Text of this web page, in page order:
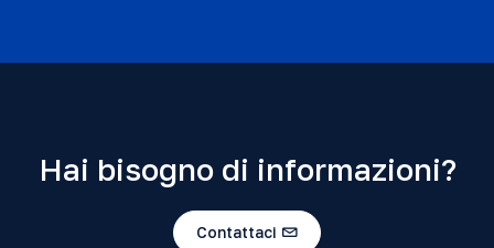
Hai bisogno di informazioni?
Contattaci